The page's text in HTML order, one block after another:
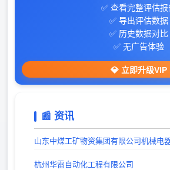
606导航网_常用网址大全_生活服务_让
出站时间：
出站时间：
✅ 查看完整评估
✅ 导出评估数据
✅ 历史数据对比
✅ 无广告体验
💎 立即升级VIP
📰 资讯
杭州华雷自动化工程有限公司